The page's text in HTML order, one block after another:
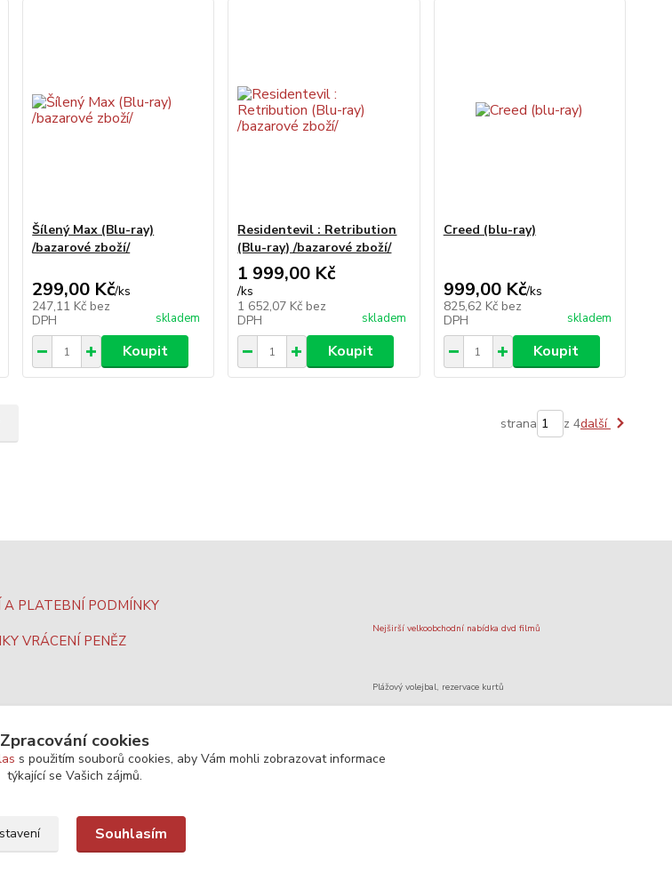
Šílený Max (Blu-ray)
/bazarové zboží/
299,00 Kč/ks
247,11 Kč bez
DPH
skladem
Koupit
Residentevil : Retribution
(Blu-ray) /bazarové zboží/
1 999,00 Kč
/ks
1 652,07 Kč bez
DPH
skladem
Koupit
Creed (blu-ray)
999,00 Kč/ks
825,62 Kč bez
DPH
skladem
Koupit
strana z 4další
A PLATEBNÍ PODMÍNKY
VRÁCENÍ PENĚZ
Nejširší velkoobchodní nabídka dvd filmů
Plážový volejbal, rezervace kurtů
Zpracování cookies
s použitím souborů cookies, aby Vám mohli zobrazovat informace
týkající se Vašich zájmů.
Souhlasím